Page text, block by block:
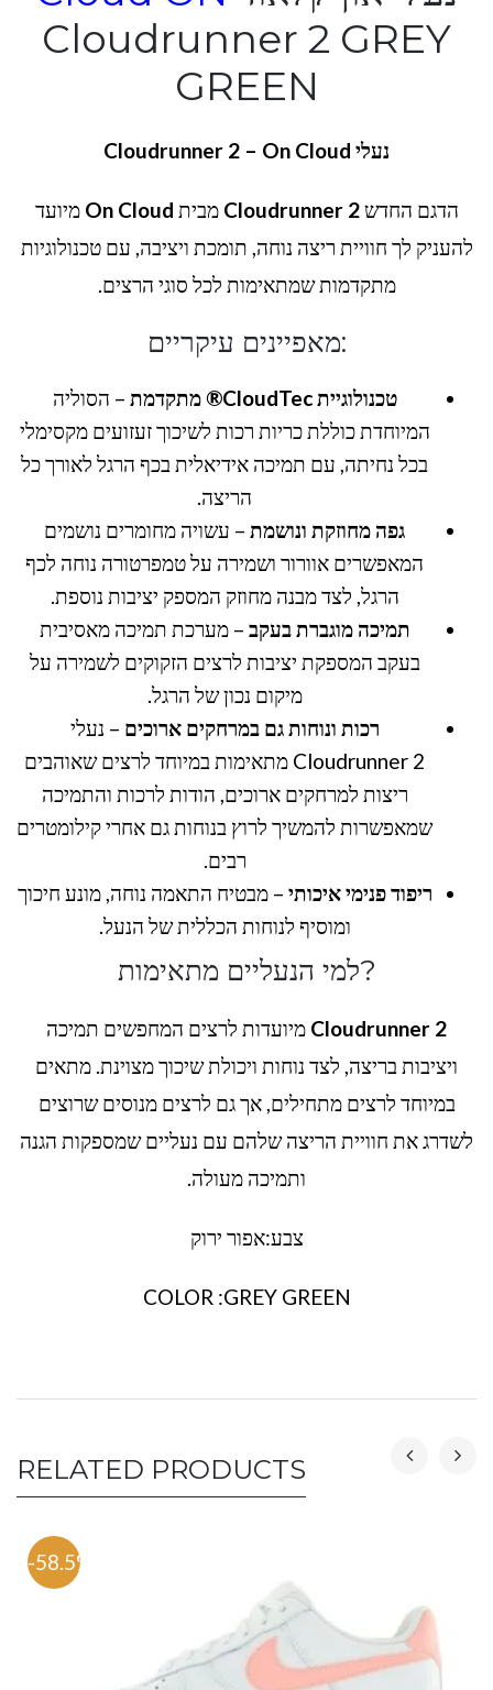
Cloudrunner 2 GREY
GREEN
נעלי Cloudrunner 2 – On Cloud
הדגם החדשCloudrunner 2 מבית On Cloud מיועד
להעניק לך חוויית ריצה נוחה, תומכת ויציבה, עם טכנולוגיות
מתקדמות שמתאימות לכל סוגי הרצים.
:מאפיינים עיקריים
טכנולוגיית CloudTec® מתקדמת
– הסוליה
המיוחדת כוללת כריות רכות לשיכוך זעזועים מקסימלי
בכל נחיתה, עם תמיכה אידיאלית בכף הרגל לאורך כל
הריצה.
גפה מחוזקת ונושמת – עשויה מחומרים נושמים
המאפשרים אוורור ושמירה על טמפרטורה נוחה לכף
הרגל, לצד מבנה מחוזק המספק יציבות נוספת.
תמיכה מוגברת בעקב – מערכת תמיכה מאסיבית
בעקב המספקת יציבות לרצים הזקוקים לשמירה על
מיקום נכון של הרגל.
רכות ונוחות גם במרחקים ארוכים – נעלי
Cloudrunner 2 מתאימות במיוחד לרצים שאוהבים
ריצות למרחקים ארוכים, הודות לרכות והתמיכה
שמאפשרות להמשיך לרוץ בנוחות גם אחרי קילומטרים
רבים.
ריפוד פנימי איכותי – מבטיח התאמה נוחה, מונע חיכוך
ומוסיף לנוחות הכללית של הנעל.
?למי הנעליים מתאימות
Cloudrunner 2 מיועדות לרצים המחפשים תמיכה
ויציבות בריצה, לצד נוחות ויכולת שיכוך מצוינת. מתאים
במיוחד לרצים מתחילים, אך גם לרצים מנוסים שרוצים
לשדרג את חוויית הריצה שלהם עם נעליים שמספקות הגנה
ותמיכה מעולה.
צבע:אפור ירוק
COLOR :GREY GREEN
RELATED PRODUCTS
-58.5%